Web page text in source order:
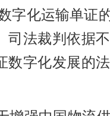
字化运输单证
法裁判依据
字化发展的